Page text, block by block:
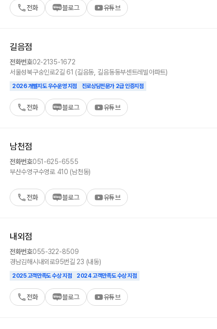
전화 블로그 유튜브
길음점
전화번호02-2135-1672
서울성북구숭인로2길 61 (길음동, 길음동동부센트레빌아파트)
2026 개별지도 우수운영 지점 진로상담전문가 2급 인증지점
전화 블로그 유튜브
남천점
전화번호051-625-6555
부산수영구수영로 410 (남천동)
전화 블로그 유튜브
내외점
전화번호055-322-8509
경남김해시 내외로95번길 23 (내동)
2025 고객만족도 수상 지점 2024 고객만족도 수상 지점
전화 블로그 유튜브